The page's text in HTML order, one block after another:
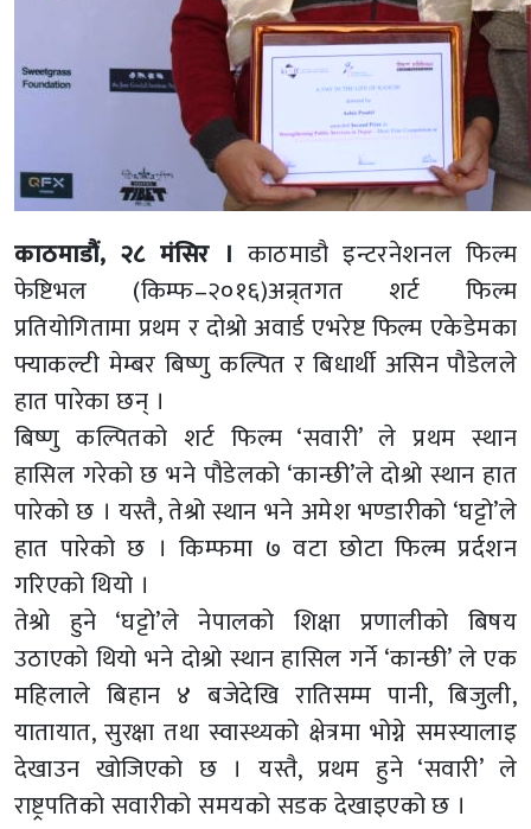
काठमाडौं, २८ मंसिर । काठमाडौ इन्टरनेशनल फिल्म
फेष्टिभल (किम्फ–२०१६)अन्र्तगत शर्ट फिल्म
प्रतियोगितामा प्रथम र दोश्रो अवार्ड एभरेष्ट फिल्म एकेडेमका
फ्याकल्टी मेम्बर बिष्णु कल्पित र बिधार्थी असिन पौडेलले
हात पारेका छन् ।
बिष्णु कल्पितको शर्ट फिल्म ‘सवारी’ ले प्रथम स्थान
हासिल गरेको छ भने पौडेलको ‘कान्छी’ले दोश्रो स्थान हात
पारेको छ । यस्तै, तेश्रो स्थान भने अमेश भण्डारीको ‘घट्टो’ले
हात पारेको छ । किम्फमा ७ वटा छोटा फिल्म प्रर्दशन
गरिएको थियो ।
तेश्रो हुने ‘घट्टो’ले नेपालको शिक्षा प्रणालीको बिषय
उठाएको थियो भने दोश्रो स्थान हासिल गर्ने ‘कान्छी’ ले एक
महिलाले बिहान ४ बजेदेखि रातिसम्म पानी, बिजुली,
यातायात, सुरक्षा तथा स्वास्थ्यको क्षेत्रमा भोग्ने समस्यालाइ
देखाउन खोजिएको छ । यस्तै, प्रथम हुने ‘सवारी’ ले
राष्ट्रपतिको सवारीको समयको सडक देखाइएको छ ।